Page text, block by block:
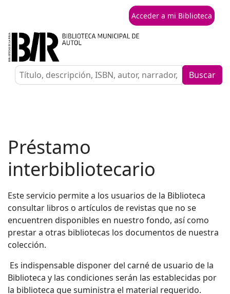
Acceder a mi Biblioteca
Buscar
Préstamo
interbibliotecario
Este servicio permite a los usuarios de la Biblioteca
consultar libros o artículos de revistas que no se
encuentren disponibles en nuestro fondo, así como
prestar a otras bibliotecas los documentos de nuestra
colección.
Es indispensable disponer del carné de usuario de la
Biblioteca y las condiciones serán las establecidas por
la biblioteca que suministra el material requerido.